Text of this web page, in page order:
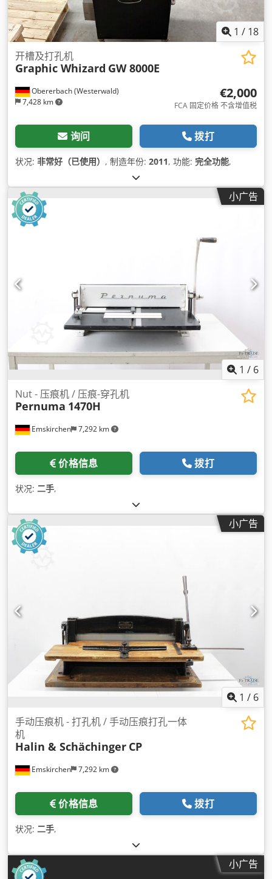
1 / 18
Obererbach (Westerwald)
7,428 km
开槽及打孔机
Graphic Whizard GW 8000E
€2,000
FCA 固定价格 不含增值税
询问 拨打
状况: 非常好（已使用） , 制造年份: 2011, 功能: 完全功能,
小广告
1 / 6
Emskirchen 7,292 km
Nut - 压痕机 / 压痕-穿孔机
Pernuma 1470H
价格信息 拨打
状况: 二手,
小广告
1 / 6
Emskirchen 7,292 km
手动压痕机 - 打孔机 / 手动压痕打孔一体
机
Halin & Schächinger CP
价格信息 拨打
状况: 二手,
小广告